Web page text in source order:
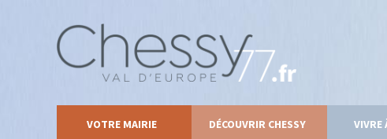
VOTRE MAIRIE DÉCOUVRIR CHESSY VIVRE